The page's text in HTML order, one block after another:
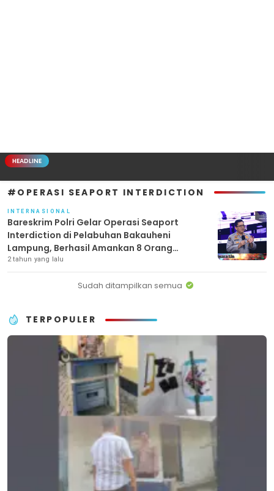
HEADLINE
#OPERASI SEAPORT INTERDICTION
INTERNASIONAL
Bareskrim Polri Gelar Operasi Seaport
Interdiction di Pelabuhan Bakauheni
Lampung, Berhasil Amankan 8 Orang
Tersangka Peredaran Narkoba
2 tahun yang lalu
Sudah ditampilkan semua
TERPOPULER